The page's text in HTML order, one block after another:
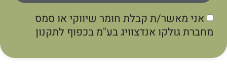
אני מאשר/ת קבלת חומר שיווקי או סמס
מחברת גולקו אנדצוויג בע"מ בכפוף לתקנון